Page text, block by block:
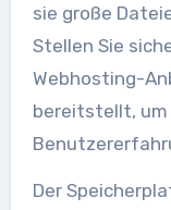
sie große
Stellen Sie
Webhosting-
bereitstellt, um
Der